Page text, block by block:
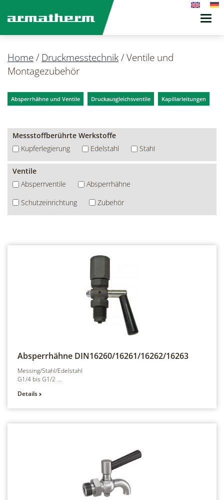
Home/ Druckmesstechnik/Ventile und
Montagezubehör
Absperrhähne und Ventile Druckausgleichsventile Kapillarleitungen
Messstoffberührte Werkstoffe
Kupferlegierung
Edelstahl StahI
Ventile
Absperrventile
Absperrhähne
Schutzeinrichtung
Zubehör
Absperrhähne DIN16260/16261/16262/16263
Messing/Stahl/Edelstahl
G1/4 bis G1/2 ...
Details